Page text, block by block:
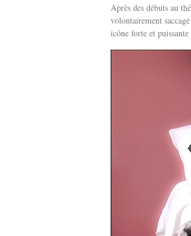
Après des débuts au
volontairement
icône forte et